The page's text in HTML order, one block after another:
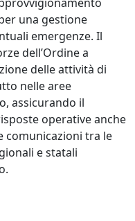
una gestione
emergenze. Il
dell’Ordine a
delle attività di
nelle aree
assicurando il
operative anche
comunicazioni tra le
e statali